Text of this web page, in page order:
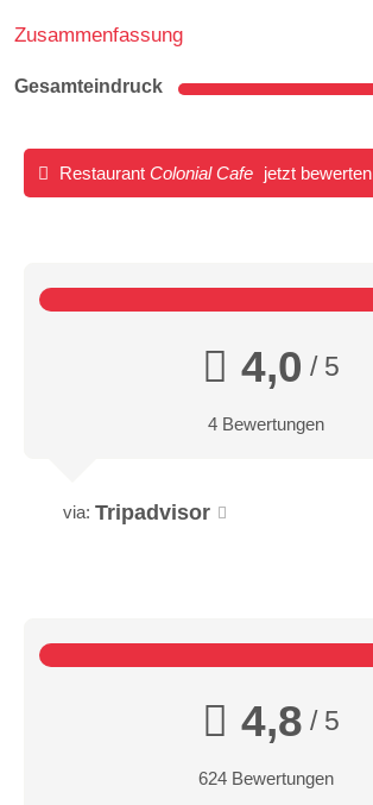
Zusammenfassung
Gesamteindruck
Restaurant Colonial Cafe jetzt bewerten
4,0 / 5
4 Bewertungen
via: Tripadvisor
4,8 / 5
624 Bewertungen